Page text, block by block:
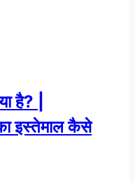
है? |
इस्तेमाल कैसे